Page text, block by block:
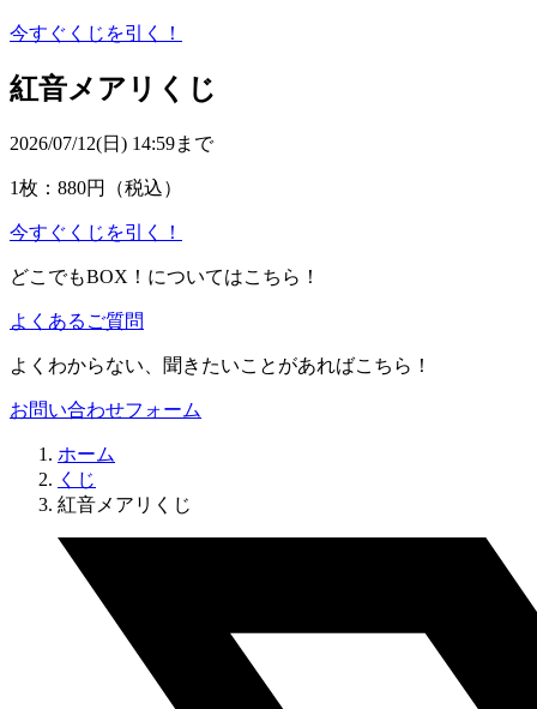
今すぐくじを引く！
紅音メアリくじ
2026/07/12(日) 14:59まで
1枚：880円 （税込）
今すぐくじを引く！
どこでもBOX！についてはこちら！
よくあるご質問
よくわからない、聞きたいことがあればこちら！
お問い合わせフォーム
ホーム
くじ
紅音メアリくじ